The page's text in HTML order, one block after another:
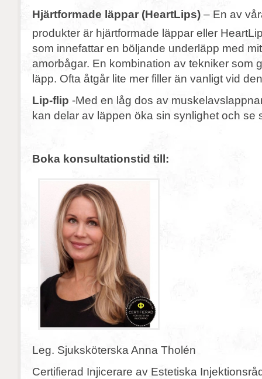
Hjärtformade läppar (HeartLips) – En av
produkter är hjärtformade läppar eller
som innefattar en böljande underläpp med
amorbågar. En kombination av tekniker som
läpp. Ofta åtgår lite mer filler än vanligt vid
Lip-flip -Med en låg dos av
kan delar av läppen öka sin synlighet och se
Boka konsultationstid till:
Leg. Sjuksköterska Anna Tholén
Certifierad Injicerare av Estetiska